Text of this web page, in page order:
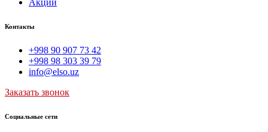
Акции
Контакты
+998 90 907 73 42
+998 98 303 39 79
info@elso.uz
Заказать звонок
Социальные сети